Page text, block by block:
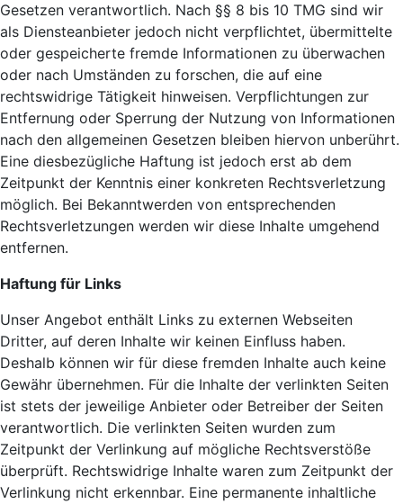
Gesetzen verantwortlich. Nach §§ 8 bis 10 TMG sind wir
als Diensteanbieter jedoch nicht verpflichtet, übermittelte
oder gespeicherte fremde Informationen zu überwachen
oder nach Umständen zu forschen, die auf eine
rechtswidrige Tätigkeit hinweisen. Verpflichtungen zur
Entfernung oder Sperrung der Nutzung von Informationen
nach den allgemeinen Gesetzen bleiben hiervon unberührt.
Eine diesbezügliche Haftung ist jedoch erst ab dem
Zeitpunkt der Kenntnis einer konkreten Rechtsverletzung
möglich. Bei Bekanntwerden von entsprechenden
Rechtsverletzungen werden wir diese Inhalte umgehend
entfernen.
Haftung für Links
Unser Angebot enthält Links zu externen Webseiten
Dritter, auf deren Inhalte wir keinen Einfluss haben.
Deshalb können wir für diese fremden Inhalte auch keine
Gewähr übernehmen. Für die Inhalte der verlinkten Seiten
ist stets der jeweilige Anbieter oder Betreiber der Seiten
verantwortlich. Die verlinkten Seiten wurden zum
Zeitpunkt der Verlinkung auf mögliche Rechtsverstöße
überprüft. Rechtswidrige Inhalte waren zum Zeitpunkt der
Verlinkung nicht erkennbar. Eine permanente inhaltliche